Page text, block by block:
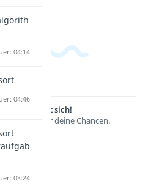
Lernen lohnt sich!
Entdecke hier deine Chancen.
04:14
04:46
03:24